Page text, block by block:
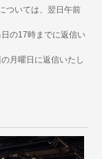
ついては、翌日午前
の17時までに返信い
月曜日に返信いたし